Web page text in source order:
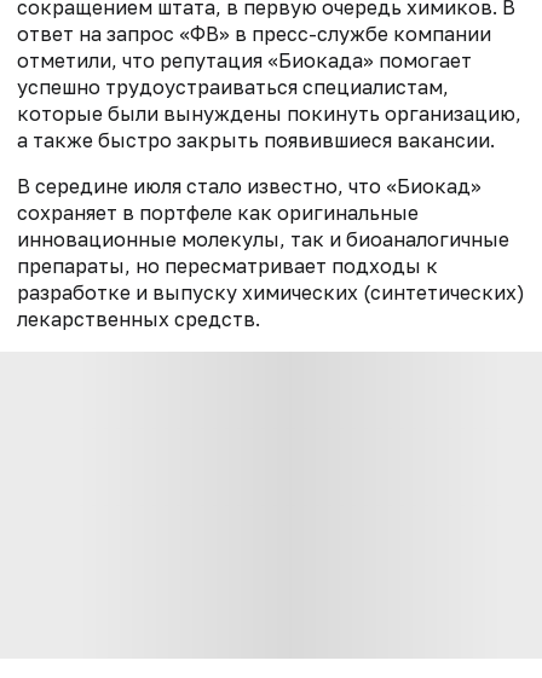
сокращением штата, в первую очередь химиков. В
ответ на запрос «ФВ» в пресс-службе компании
отметили, что репутация «Биокада» помогает
успешно трудоустраиваться специалистам,
которые были вынуждены покинуть организацию,
а также быстро закрыть появившиеся вакансии.
В середине июля стало известно, что «Биокад»
сохраняет в портфеле как оригинальные
инновационные молекулы, так и биоаналогичные
препараты, но пересматривает подходы к
разработке и выпуску химических (синтетических)
лекарственных средств.